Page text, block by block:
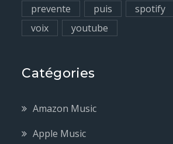
prevente
puis spotify
voix
youtube
Catégories
Amazon Music
Apple Music